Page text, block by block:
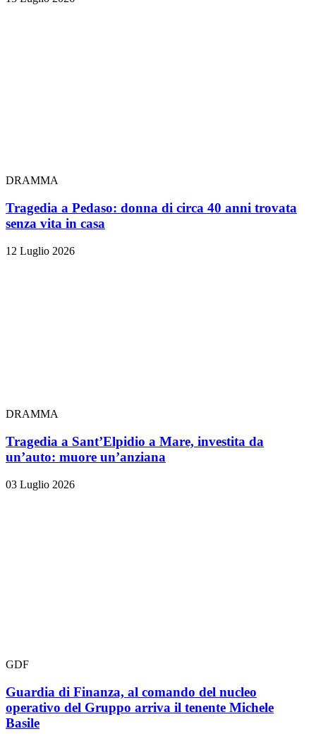
DRAMMA
Tragedia a Pedaso: donna di circa 40 anni trovata
senza vita in casa
12 Luglio 2026
DRAMMA
Tragedia a Sant’Elpidio a Mare, investita da
un’auto: muore un’anziana
03 Luglio 2026
GDF
Guardia di Finanza, al comando del nucleo
operativo del Gruppo arriva il tenente Michele
Basile